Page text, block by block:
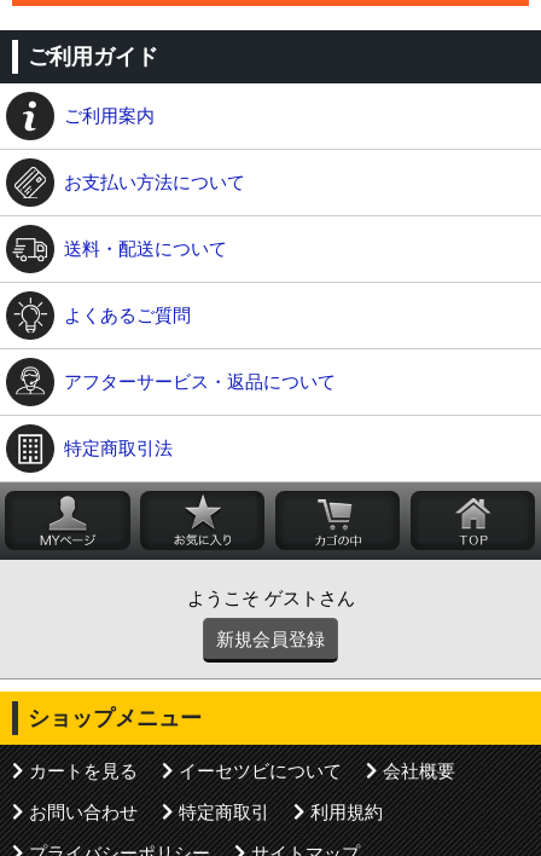
ご利用ガイド
ご利用案内
お支払い方法について
送料・配送について
よくあるご質問
アフターサービス・返品について
特定商取引法
ようこそ ゲストさん
新規会員登録
ショップメニュー
カートを見る イーセツビについて
会社概要
お問い合わせ
特定商取引
利用規約